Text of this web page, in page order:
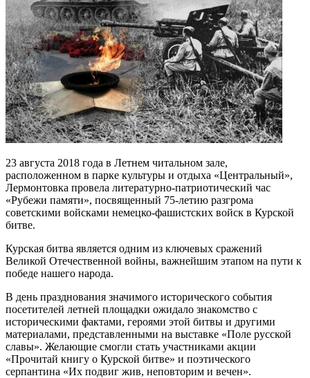
23 августа 2018 года в Летнем читальном зале,
расположенном в парке культуры и отдыха «Центральный»,
Лермонтовка провела литературно-патриотический час
«Рубежи памяти», посвященный 75-летию разгрома
советскими войсками немецко-фашистских войск в Курской
битве.
Курская битва является одним из ключевых сражений
Великой Отечественной войны, важнейшим этапом на пути к
победе нашего народа.
В день празднования значимого исторического события
посетителей летней площадки ожидало знакомство с
историческими фактами, героями этой битвы и другими
материалами, представленными на выставке «Поле русской
славы». Желающие смогли стать участниками акции
«Прочитай книгу о Курской битве» и поэтического
серпантина «Их подвиг жив, неповторим и вечен».